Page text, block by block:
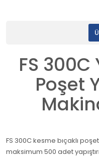
FS
Poşet
FS 300C kesme bıçaklı
maksimum 500 adet